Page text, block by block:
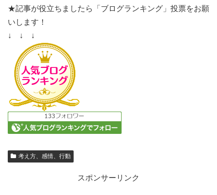
★記事が役立ちましたら「ブログランキング」投票をお願
いします！
↓ ↓ ↓
考え方、感情、行動
スポンサーリンク